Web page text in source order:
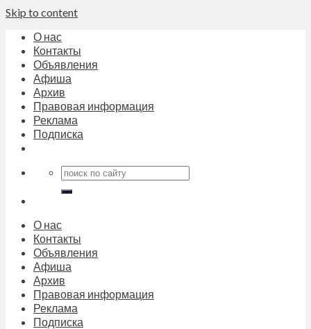
Skip to content
О нас
Контакты
Объявления
Афиша
Архив
Правовая информация
Реклама
Подписка
О нас
Контакты
Объявления
Афиша
Архив
Правовая информация
Реклама
Подписка